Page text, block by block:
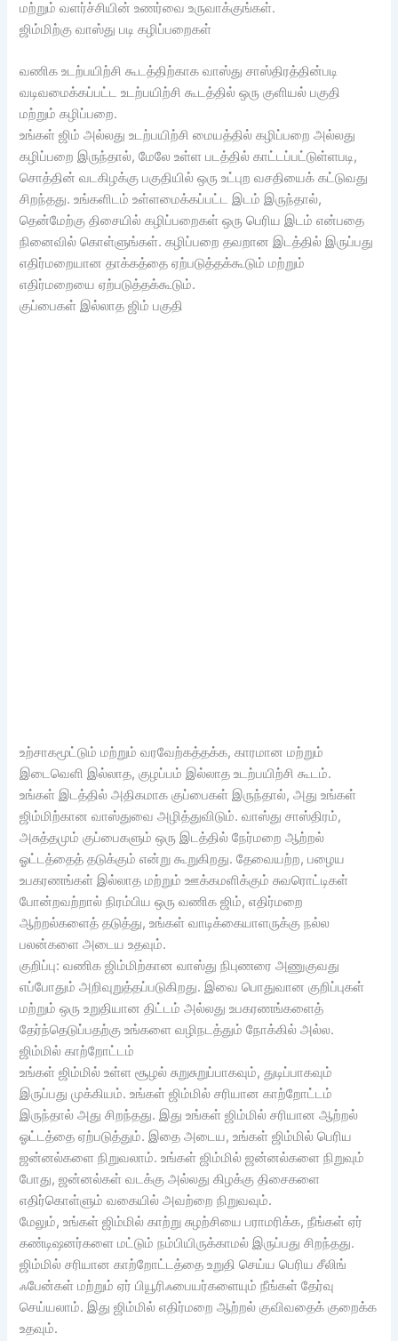
மற்றும் வளர்ச்சியின் உணர்வை உருவாக்குங்கள்.
ஜிம்மிற்கு வாஸ்து படி கழிப்பறைகள்
வணிக உடற்பயிற்சி கூடத்திற்காக வாஸ்து சாஸ்திரத்தின்படி
வடிவமைக்கப்பட்ட உடற்பயிற்சி கூடத்தில் ஒரு குளியல் பகுதி
மற்றும் கழிப்பறை.
உங்கள் ஜிம் அல்லது உடற்பயிற்சி மையத்தில் கழிப்பறை அல்லது
கழிப்பறை இருந்தால், மேலே உள்ள படத்தில் காட்டப்பட்டுள்ளபடி,
சொத்தின் வடகிழக்கு பகுதியில் ஒரு உட்புற வசதியைக் கட்டுவது
சிறந்தது. உங்களிடம் உள்ளமைக்கப்பட்ட இடம் இருந்தால்,
தென்மேற்கு திசையில் கழிப்பறைகள் ஒரு பெரிய இடம் என்பதை
நினைவில் கொள்ளுங்கள். கழிப்பறை தவறான இடத்தில் இருப்பது
எதிர்மறையான தாக்கத்தை ஏற்படுத்தக்கூடும் மற்றும்
எதிர்மறையை ஏற்படுத்தக்கூடும்.
குப்பைகள் இல்லாத ஜிம் பகுதி
உற்சாகமூட்டும் மற்றும் வரவேற்கத்தக்க, காரமான மற்றும்
இடைவெளி இல்லாத, குழப்பம் இல்லாத உடற்பயிற்சி கூடம்.
உங்கள் இடத்தில் அதிகமாக குப்பைகள் இருந்தால், அது உங்கள்
ஜிம்மிற்கான வாஸ்துவை அழித்துவிடும். வாஸ்து சாஸ்திரம்,
அசுத்தமும் குப்பைகளும் ஒரு இடத்தில் நேர்மறை ஆற்றல்
ஓட்டத்தைத் தடுக்கும் என்று கூறுகிறது. தேவையற்ற, பழைய
உபகரணங்கள் இல்லாத மற்றும் ஊக்கமளிக்கும் சுவரொட்டிகள்
போன்றவற்றால் நிரம்பிய ஒரு வணிக ஜிம், எதிர்மறை
ஆற்றல்களைத் தடுத்து, உங்கள் வாடிக்கையாளருக்கு நல்ல
பலன்களை அடைய உதவும்.
குறிப்பு: வணிக ஜிம்மிற்கான வாஸ்து நிபுணரை அணுகுவது
எப்போதும் அறிவுறுத்தப்படுகிறது. இவை பொதுவான குறிப்புகள்
மற்றும் ஒரு உறுதியான திட்டம் அல்லது உபகரணங்களைத்
தேர்ந்தெடுப்பதற்கு உங்களை வழிநடத்தும் நோக்கில் அல்ல.
ஜிம்மில் காற்றோட்டம்
உங்கள் ஜிம்மில் உள்ள சூழல் சுறுசுறுப்பாகவும், துடிப்பாகவும்
இருப்பது முக்கியம். உங்கள் ஜிம்மில் சரியான காற்றோட்டம்
இருந்தால் அது சிறந்தது. இது உங்கள் ஜிம்மில் சரியான ஆற்றல்
ஓட்டத்தை ஏற்படுத்தும். இதை அடைய, உங்கள் ஜிம்மில் பெரிய
ஜன்னல்களை நிறுவலாம். உங்கள் ஜிம்மில் ஜன்னல்களை நிறுவும்
போது, ஜன்னல்கள் வடக்கு அல்லது கிழக்கு திசைகளை
எதிர்கொள்ளும் வகையில் அவற்றை நிறுவவும்.
மேலும், உங்கள் ஜிம்மில் காற்று சுழற்சியை பராமரிக்க, நீங்கள் ஏர்
கண்டிஷனர்களை மட்டும் நம்பியிருக்காமல் இருப்பது சிறந்தது.
ஜிம்மில் சரியான காற்றோட்டத்தை உறுதி செய்ய பெரிய சீலிங்
ஃபேன்கள் மற்றும் ஏர் பியூரிஃபையர்களையும் நீங்கள் தேர்வு
செய்யலாம். இது ஜிம்மில் எதிர்மறை ஆற்றல் குவிவதைக் குறைக்க
உதவும்.